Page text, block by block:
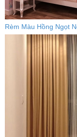
Rèm Màu Hồng Ngọt